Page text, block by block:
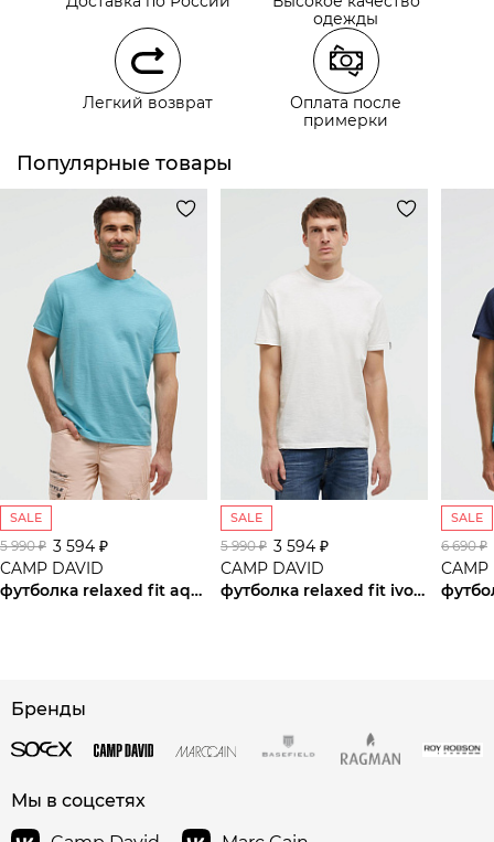
Самовывоз из наших магазинов
Курьерская доставка СДЭК
Самовывоз из пункта выдачи СДЭК
одежды
Легкий возврат
Оплата после
примерки
Популярные товары
SALE
5 990 ₽ 3 594 ₽
CAMP DAVID
футболка relaxed fit aqua
SALE
5 990 ₽ 3 594 ₽
CAMP DAVID
футболка relaxed fit ivory
SALE
6 690 ₽
CAMP
Бренды
Мы в соцсетях